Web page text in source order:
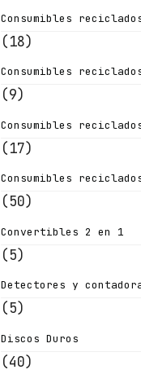
Consumibles
(18)
Consumibles
(9)
Consumibles
(17)
Consumibles
(50)
Convertibles 2 en 1
(5)
Detectores y
(5)
Discos Duros
(40)